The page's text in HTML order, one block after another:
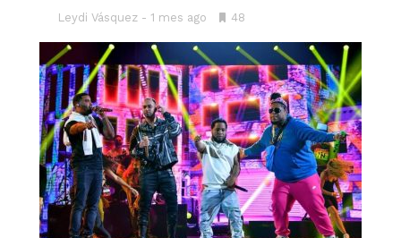
Leydi Vásquez 1 mes ago
•48